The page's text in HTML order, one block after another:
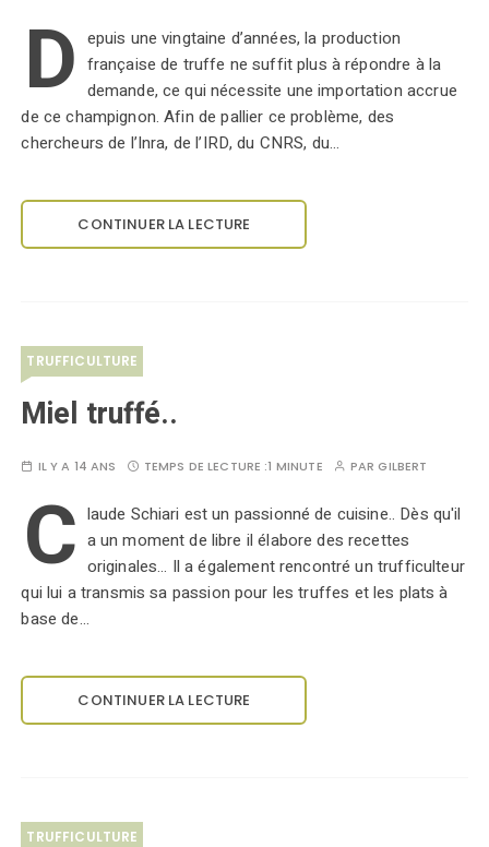
D epuis une vingtaine d’années, la production
française de truffe ne suffit plus à répondre à la
demande, ce qui nécessite une importation accrue
de ce champignon. Afin de pallier ce problème, des
chercheurs de l’Inra, de l’IRD, du CNRS, du…
CONTINUER LA LECTURE
TRUFFICULTURE
Miel truffé..
IL Y A 14 ANS TEMPS DE LECTURE :1 MINUTE PARGILBERT
C laude Schiari est un passionné de cuisine.. Dès qu'il
a un moment de libre il élabore des recettes
originales... Il a également rencontré un trufficulteur
qui lui a transmis sa passion pour les truffes et les plats à
base de…
CONTINUER LA LECTURE
TRUFFICULTURE